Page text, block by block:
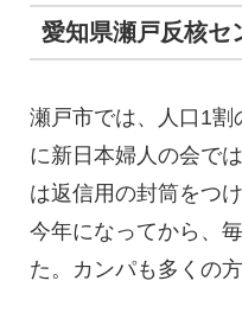
愛知県瀬戸反核セ
瀬戸市では、人口1
に新日本婦人の会で
は返信用の封筒をつ
今年になってから、
た。カンパも多くの